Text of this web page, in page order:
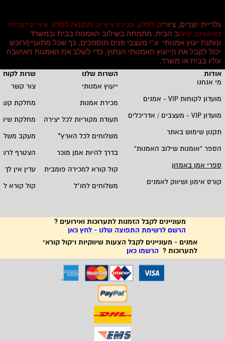
גלריית יוצרים, ציורים לסלון, מכירת ציורים, תמונות לסלון, ציורים למכירה
באינטרנט, עיצוב הבית, מתמחה בשילוב האמנות בבית ובמשרד
ונותנת יעוץ אמנותי ע''י מעצבי פנים מוסמכים, כך שכל מתעניין/רוכש
יכול לקבל את הייעוץ האמנותי הנחוץ, כדי לשלב את האמנות האהובה
עליו בבית או משרד.
אודות השרות שלנו
שרות
מי אנחנו
ייעוץ אמנותי
צור קשר
מועדון לקוחותVIP - אמנים מכירת אמנות
מחלקת
מועדון
מעצבים / אדריכלים תעודת מקוריות לכל יצירה
מחלקת
תקנון שימוש באתר
משלוחים לכל הארץ*
מעקב
הספר "אומנות שילוב האמנות" בדרך להיות אמן מוכר
הצטרף
ספרי אמן באמזון
קול קורא למכירה פומבית
עדין אין לך
קורס אימון ושיווק לאמנים
משלוחים לחו"ל קול קורא
מעוניינים לקבל הזמנות לתערוכות ואירועים ?
הרשם לרשימת התפוצה שלנו - לחץ כאן
אמנים - מעוניינים לקבל הצעות שיווקיות ו"קול קורא"
לתערוכות ? הרשמו כאן